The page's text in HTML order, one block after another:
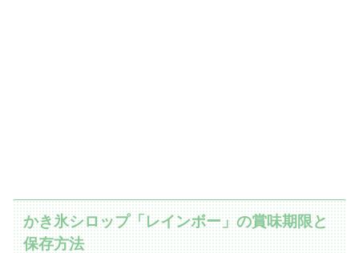
かき氷シロップ「レインボー」の賞味期限と
保存方法